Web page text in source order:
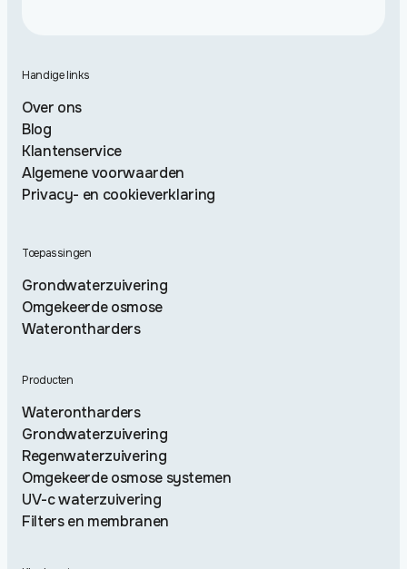
Handige links
Over ons
Blog
Klantenservice
Algemene voorwaarden
Privacy- en cookieverklaring
Toepassingen
Grondwaterzuivering
Omgekeerde osmose
Waterontharders
Producten
Waterontharders
Grondwaterzuivering
Regenwaterzuivering
Omgekeerde osmose systemen
UV-c waterzuivering
Filters en membranen